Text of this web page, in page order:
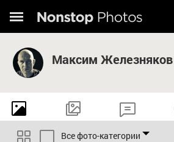
Максим Железняков
Все фото-категории